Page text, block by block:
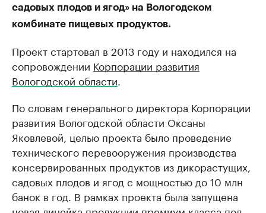
садовых плодов и ягод» на Вологодском
комбинате пищевых продуктов.
Проект стартовал в 2013 году и находился на
сопровождении Корпорации развития
Вологодской области.
По словам генерального директора Корпорации
развития Вологодской области Оксаны
Яковлевой, целью проекта было проведение
технического перевооружения производства
консервированных продуктов из дикорастущих,
садовых плодов и ягод с мощностью до 10 млн
банок в год. В рамках проекта была запущена